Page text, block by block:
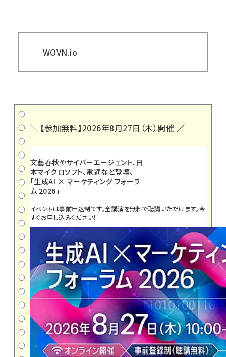
WOVN.io
＼ 【参加無料】2026年8月27日（木）開催 ／
文藝春秋やサイバーエージェント、日
本マイクロソフト、電通など登壇、
「生成AI × マーケティング フォーラ
ム 2026」
イベントは事前申込制です。全講演を無料で聴講いただけます。今
すぐお申し込みください！